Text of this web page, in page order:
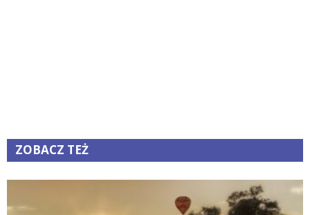
ZOBACZ TEŻ